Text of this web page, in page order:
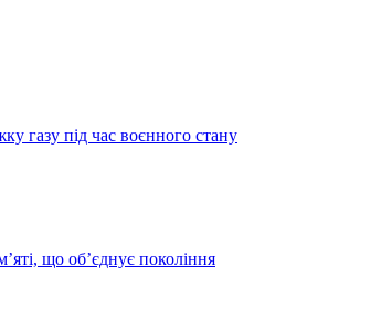
газу під час воєнного стану
що об’єднує покоління